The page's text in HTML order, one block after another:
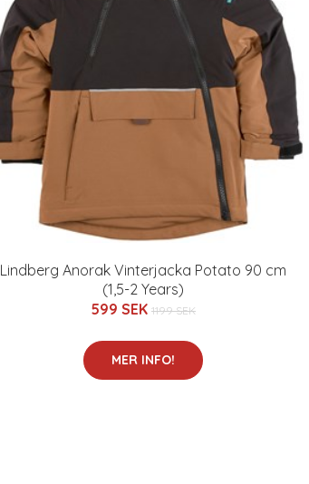
Lindberg Anorak Vinterjacka Potato 90 cm
(1,5-2 Years)
599 SEK 1199 SEK
MER INFO!